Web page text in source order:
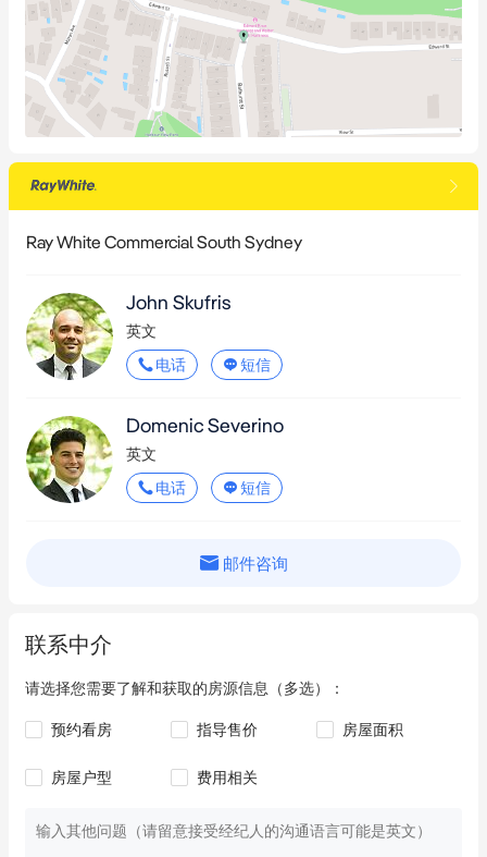
Ray White Commercial South Sydney
John Skufris
英文
电话
短信
Domenic Severino
英文
电话
短信
邮件咨询
联系中介
请选择您需要了解和获取的房源信息（多选）：
预约看房 指导售价 房屋面积
房屋户型 费用相关